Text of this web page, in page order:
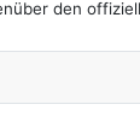
den